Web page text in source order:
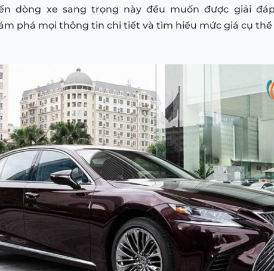
dòng xe sang trọng này đều muốn được giải
phá mọi thông tin chi tiết và tìm hiểu mức giá cụ thể